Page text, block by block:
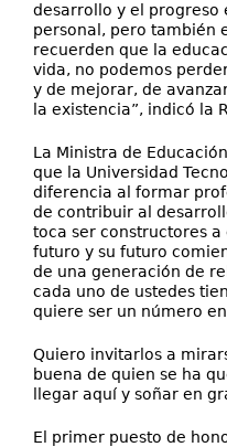
desarrollo y el progreso
personal, pero también
recuerden que la
vida, no podemos
y de mejorar, de
la existencia”, indicó la
La Ministra de
que la Universidad
diferencia al formar
de contribuir al
toca ser constructores a
futuro y su futuro
de una generación de
cada uno de ustedes
quiere ser un número
Quiero invitarlos a
buena de quien se ha
llegar aquí y soñar en
El primer puesto de